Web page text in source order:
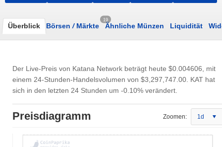
Überblick Börsen /Märkte
19
Ähnliche Münzen Liquidität
Der Live-Preis von Katana Network beträgt heute $0.004606 , mit
einem 24-Stunden-Handelsvolumen von $3,297,747.00 . KAT hat
sich in den letzten 24 Stunden um -0.10% verändert.
Preisdiagramm Zoomen: 1d
0.0042
0.0047
0
10M